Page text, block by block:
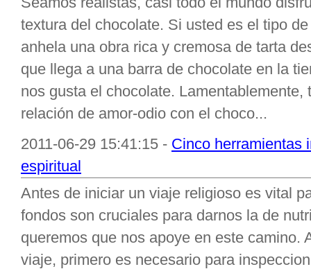
textura del chocolate. Si usted es el tipo
anhela una obra rica y cremosa de tarta
que llega a una barra de chocolate en la
nos gusta el chocolate. Lamentablemente,
relación de amor-odio con el choco...
2011-06-29 15:41:15 - Cinco herramientas
espiritual
Antes de iniciar un viaje religioso es vital
fondos son cruciales para darnos la de
queremos que nos apoye en este camino.
viaje, primero es necesario para